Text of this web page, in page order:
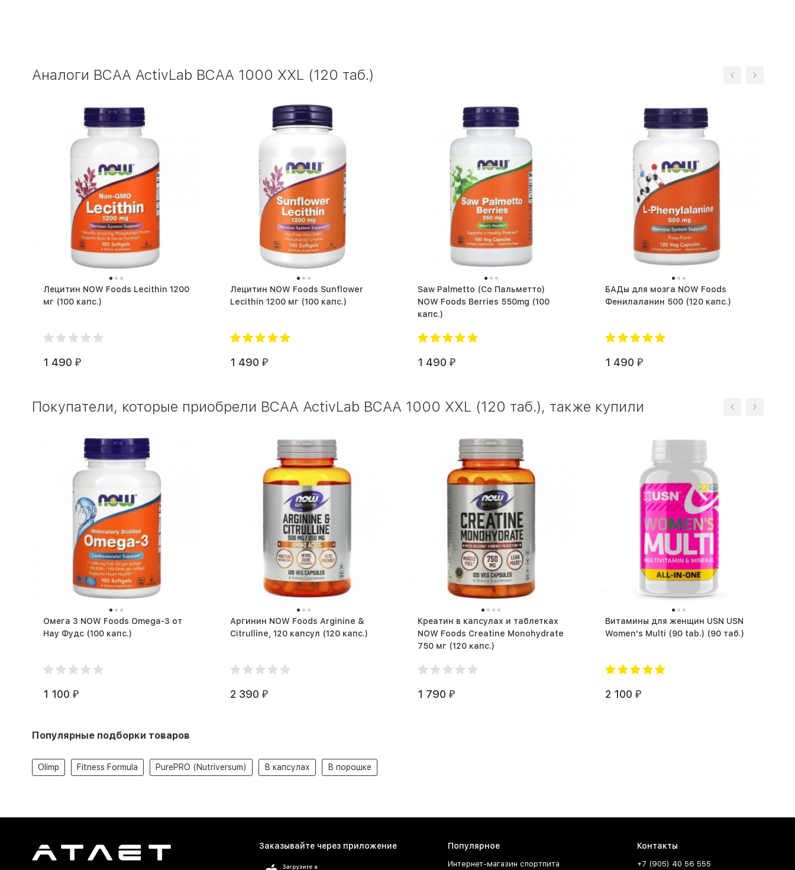
Аналоги BCAA ActivLab BCAA 1000 XXL (120 таб.)
Лецитин NOW Foods Lecithin 1200
мг (100 капс.)
1 490 ₽
Лецитин NOW Foods Sunflower
Lecithin 1200 мг (100 капс.)
1 490 ₽
Saw Palmetto (Со Пальметто)
NOW Foods Berries 550mg (100
капс.)
1 490 ₽
БАДы для мозга NOW Foods
Фенилаланин 500 (120 капс.)
1 490 ₽
Покупатели, которые приобрели BCAA ActivLab BCAA 1000 XXL (120 таб.), также купили
Омега 3 NOW Foods Omega-3 от
Нау Фудс (100 капс.)
1 100 ₽
Аргинин NOW Foods Arginine &
Citrulline, 120 капсул (120 капс.)
2 390 ₽
Креатин в капсулах и таблетках
NOW Foods Creatine Monohydrate
750 мг (120 капс.)
1 790 ₽
Витамины для женщин USN USN
Women's Multi (90 tab.) (90 таб.)
2 100 ₽
Популярные подборки товаров
Olimp Fitness Formula PurePRO (Nutriversum) В капсулах В порошке
Заказывайте через приложение Популярное
Интернет-магазин спортпита
Контакты
+7 (905) 40 56 555